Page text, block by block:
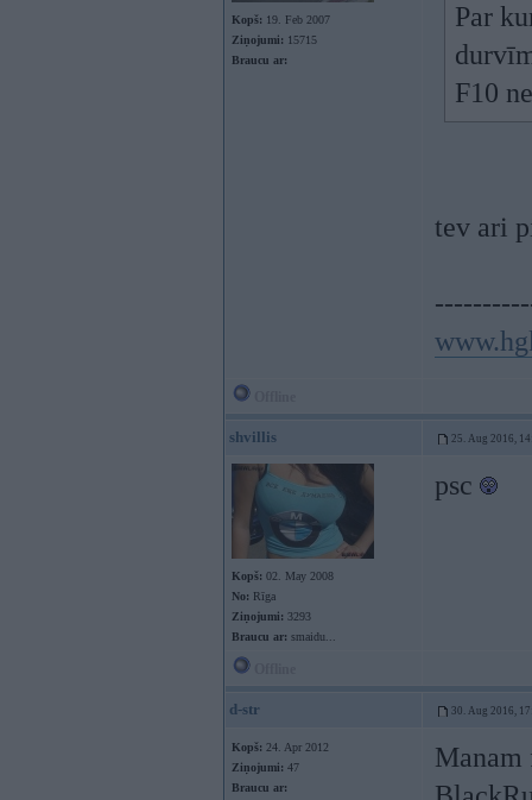
Kopš: 19. Feb 2007
Ziņojumi: 15715
Braucu ar:
Par
F10
tev ari
shvillis 25. Aug 2016,
Kopš: 02. May 2008
No: Rīga
Ziņojumi: 3293
Braucu ar: smaidu...
psc
d-str 30. Aug 2016,
Kopš: 24. Apr 2012
Ziņojumi: 47
Braucu ar:
Manam